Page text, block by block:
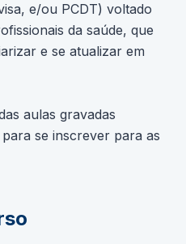
e/ou PCDT) voltado
da saúde, que
e se atualizar em
aulas gravadas
se inscrever para as